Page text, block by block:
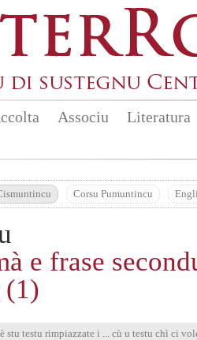
Associu Literatura
Corsu Pumuntincu
e frase
(1)
stu testu rimpiazzate i ... cù u testu chì ci